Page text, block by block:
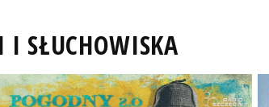
SŁUCHOWISKA